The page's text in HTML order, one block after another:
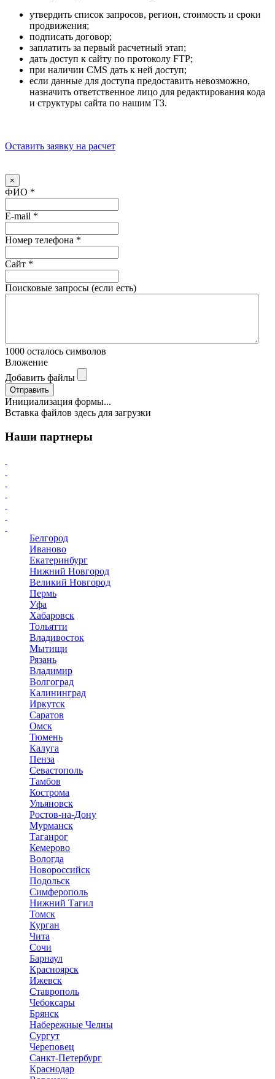
утвердить список запросов, регион, стоимость и сроки
продвижения;
подписать договор;
заплатить за первый расчетный этап;
дать доступ к сайту по протоколу FTP;
при наличии CMS дать к ней доступ;
если данные для доступа предоставить невозможно,
назначить ответственное лицо для редактирования кода
и структуры сайта по нашим ТЗ.
Оставить заявку на расчет
×
ФИО *
E-mail *
Номер телефона *
Сайт *
Поисковые запросы (если есть)
1000 осталось символов
Вложение
Добавить файлы
Отправить
Инициализация формы...
Вставка файлов здесь для загрузки
Наши партнеры
Белгород
Иваново
Екатеринбург
Нижний Новгород
Великий Новгород
Пермь
Уфа
Хабаровск
Тольятти
Владивосток
Мытищи
Рязань
Владимир
Волгоград
Калининград
Иркутск
Саратов
Омск
Тюмень
Калуга
Пенза
Севастополь
Тамбов
Кострома
Ульяновск
Ростов-на-Дону
Мурманск
Таганрог
Кемерово
Вологда
Новороссийск
Подольск
Симферополь
Нижний Тагил
Томск
Курган
Чита
Сочи
Барнаул
Красноярск
Ижевск
Ставрополь
Чебоксары
Брянск
Набережные Челны
Сургут
Череповец
Санкт-Петербург
Краснодар